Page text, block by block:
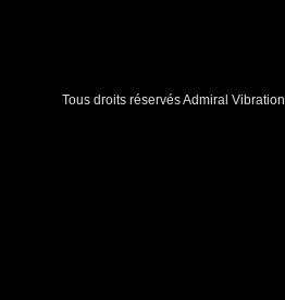
Tous droits réservés Admiral Vibration